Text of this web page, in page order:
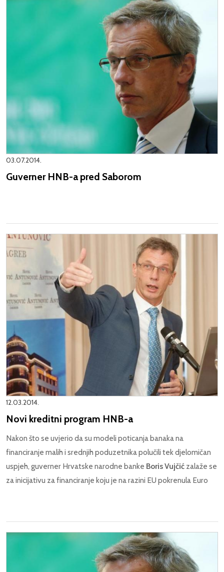
03.07.2014.
Guverner HNB-a pred Saborom
12.03.2014.
Novi kreditni program HNB-a
Nakon što se uvjerio da su modeli poticanja banaka na
financiranje malih i srednjih poduzetnika polučili tek djelomičan
uspjeh, guverner Hrvatske narodne banke Boris Vujčić zalaže se
za inicijativu za financiranje koju je na razini EU pokrenula Euro